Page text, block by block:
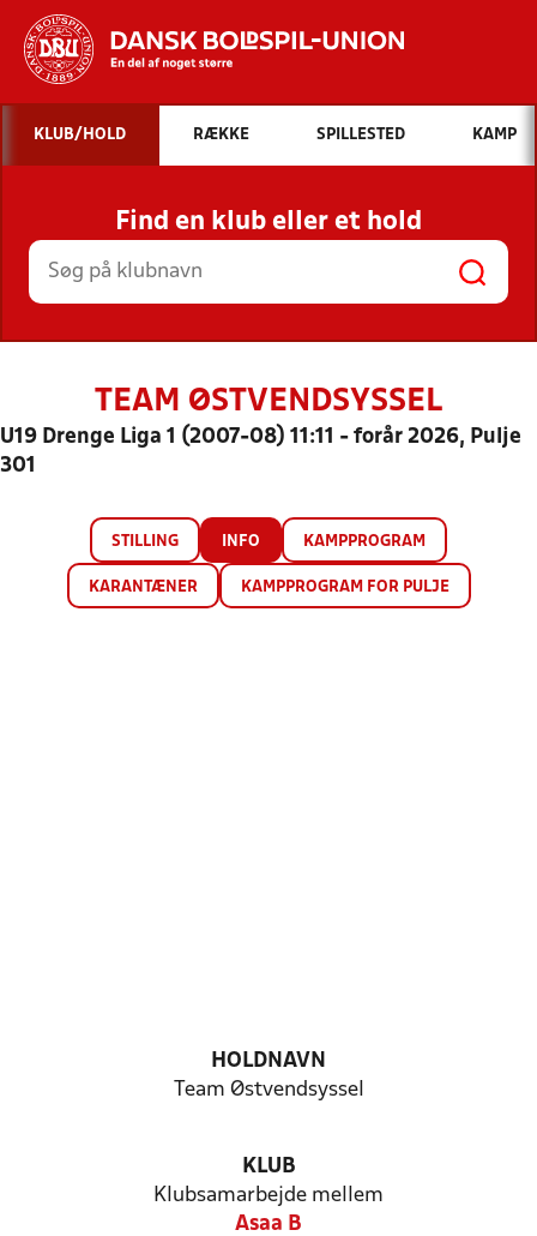
Hvad vil du søge efter?
INDHOLD OG NYHEDER
STILLINGER, RESULTATER, KLUBBER OG
HOLD
KLUB/HOLD RÆKKE SPILLESTED KAMP
Find en klub eller et hold
TEAM ØSTVENDSYSSEL
U19 Drenge Liga 1 (2007-08) 11:11 - forår 2026, Pulje
301
STILLING INFO KAMPPROGRAM
KARANTÆNER KAMPPROGRAM FOR PULJE
HOLDNAVN
Team Østvendsyssel
KLUB
Klubsamarbejde mellem
Asaa B